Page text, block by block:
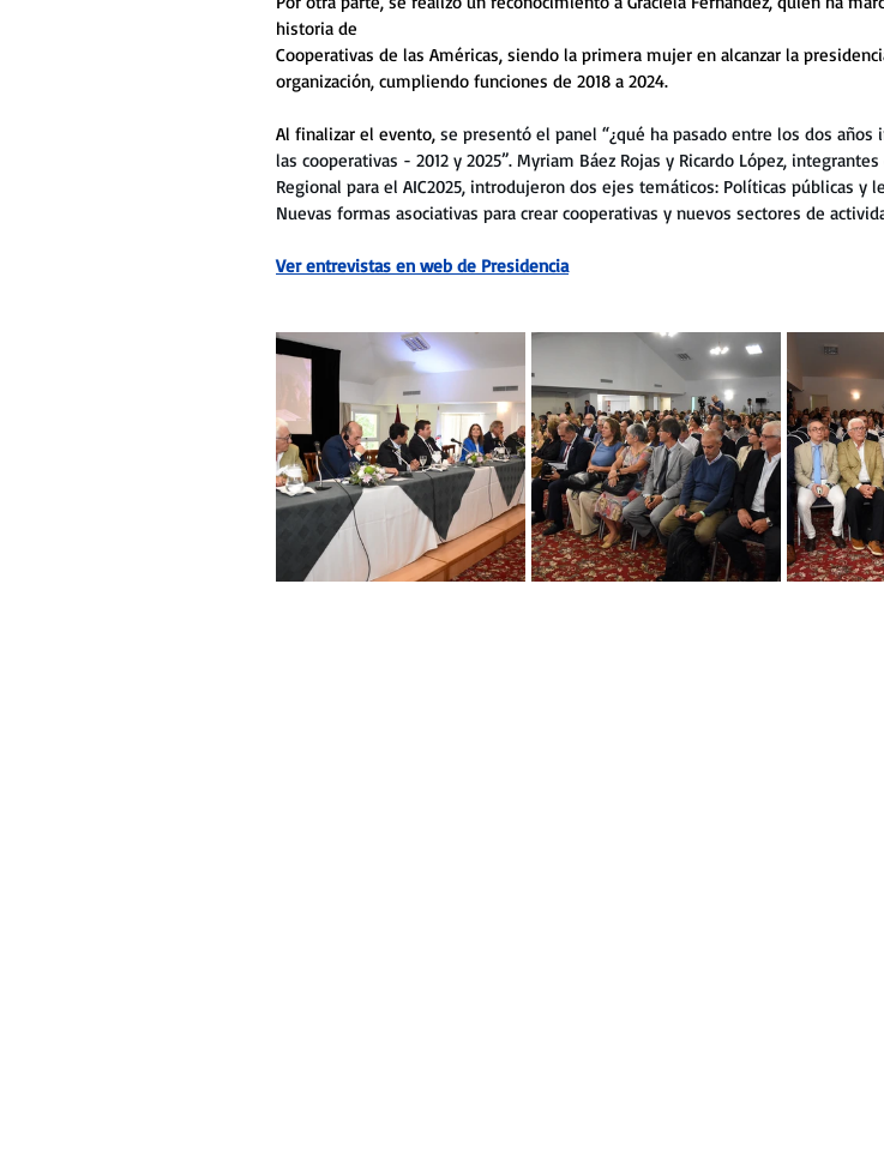
historia de
Cooperativas de las Américas, siendo la primera mujer en alcanzar la
organización, cumpliendo funciones de 2018 a 2024.
Al finalizar el evento, se presentó el panel “¿qué ha pasado entre los dos años
las cooperativas - 2012 y 2025”. Myriam Báez Rojas y Ricardo López,
Regional para el AIC2025, introdujeron dos ejes temáticos: Políticas públicas y
Nuevas formas asociativas para crear cooperativas y nuevos sectores de
Ver entrevistas en web de Presidencia